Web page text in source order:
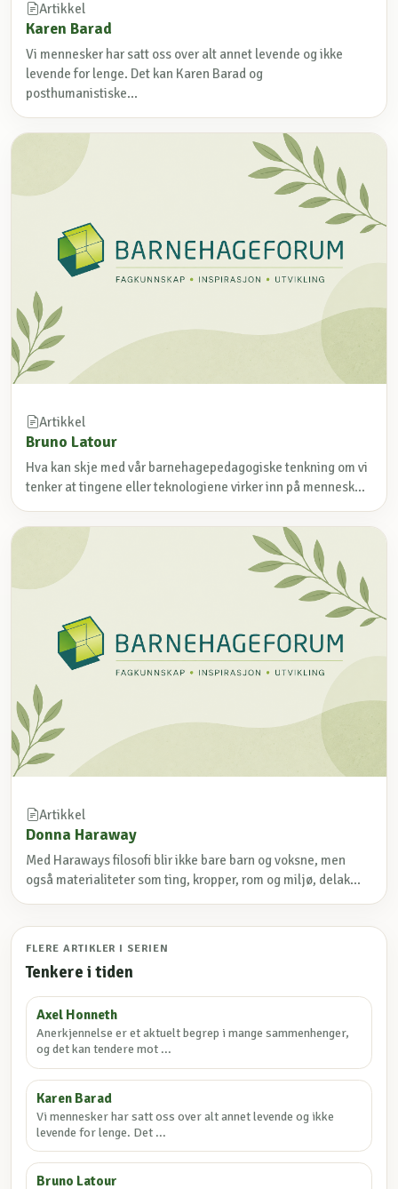
Artikkel
Karen Barad
Vi mennesker har satt oss over alt annet levende og ikke
levende for lenge. Det kan Karen Barad og
posthumanistiske...
Artikkel
Bruno Latour
Hva kan skje med vår barnehagepedagogiske tenkning om vi
tenker at tingene eller teknologiene virker inn på mennesk...
Artikkel
Donna Haraway
Med Haraways filosofi blir ikke bare barn og voksne, men
også materialiteter som ting, kropper, rom og miljø, delak...
FLERE ARTIKLER I SERIEN
Tenkere i tiden
Axel Honneth
Anerkjennelse er et aktuelt begrep i mange sammenhenger,
og det kan tendere mot ...
Karen Barad
Vi mennesker har satt oss over alt annet levende og ikke
levende for lenge. Det ...
Bruno Latour